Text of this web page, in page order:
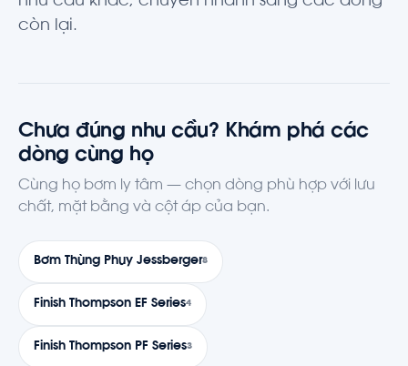
còn lại.
Chưa đúng nhu cầu? Khám phá các
dòng cùng họ
Cùng họ bơm ly tâm — chọn dòng phù hợp với lưu
chất, mặt bằng và cột áp của bạn.
Bơm Thùng Phuy Jessberger8
Finish Thompson EF Series4
Finish Thompson PF Series3